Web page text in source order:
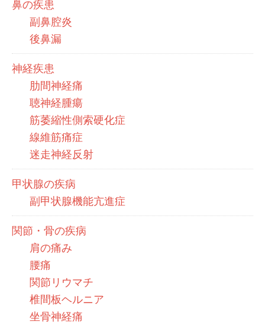
鼻の疾患
副鼻腔炎
後鼻漏
神経疾患
肋間神経痛
聴神経腫瘍
筋萎縮性側索硬化症
線維筋痛症
迷走神経反射
甲状腺の疾病
副甲状腺機能亢進症
関節・骨の疾病
肩の痛み
腰痛
関節リウマチ
椎間板ヘルニア
坐骨神経痛